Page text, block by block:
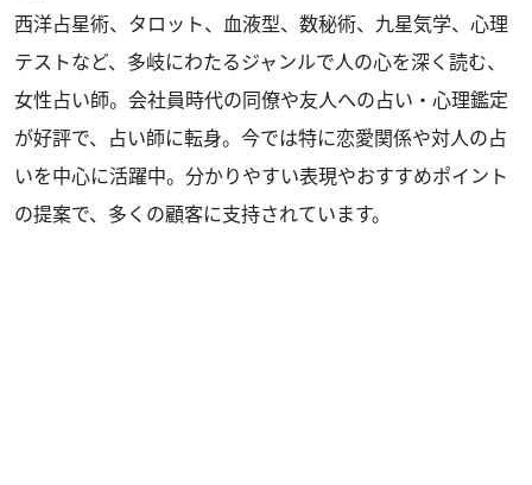
西洋占星術、タロット、血液型、数秘術、九星気学、心理
テストなど、多岐にわたるジャンルで人の心を深く読む、
女性占い師。会社員時代の同僚や友人への占い・心理鑑定
が好評で、占い師に転身。今では特に恋愛関係や対人の占
いを中心に活躍中。分かりやすい表現やおすすめポイント
の提案で、多くの顧客に支持されています。